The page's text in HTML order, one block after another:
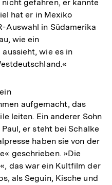
gefahren, er kannte
hat er in Mexiko
Auswahl in Südamerika
wie ein
wie es in
aufgemacht, das
leiten. Ein anderer Sohn
er steht bei Schalke
haben sie von der
geschrieben. »Die
das war ein Kultfilm der
als Seguin, Kische und